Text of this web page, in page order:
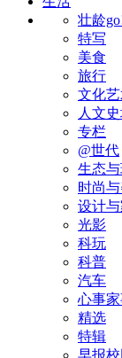
壮龄
特写
美食
旅行
文化
人文
专栏
@世代
生态
时尚
设计
光影
科玩
科普
汽车
心事
精选
特辑
早报校